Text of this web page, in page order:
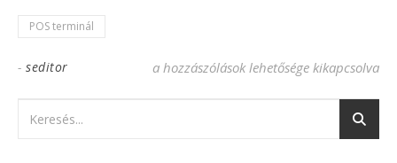
POS terminál
- seditor Mitől függ a POS terminál tranzakciós
a hozzászólások lehetősége kikapcsolva